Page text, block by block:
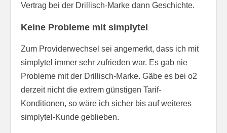
Vertrag bei der Drillisch-Marke dann Geschichte.
Keine Probleme mit simplytel
Zum Providerwechsel sei angemerkt, dass ich mit
simplytel immer sehr zufrieden war. Es gab nie
Probleme mit der Drillisch-Marke. Gäbe es bei o2
derzeit nicht die extrem günstigen Tarif-
Konditionen, so wäre ich sicher bis auf weiteres
simplytel-Kunde geblieben.